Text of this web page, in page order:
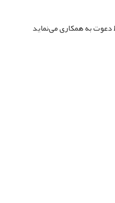
دعوت به همکاری می‌نماید